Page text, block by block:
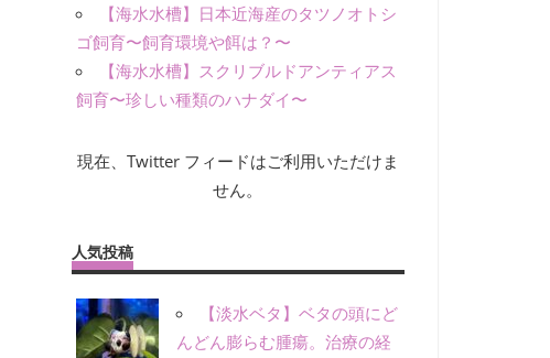
【海水水槽】日本近海産のタツノオトシ
ゴ飼育〜飼育環境や餌は？〜
【海水水槽】スクリブルドアンティアス
飼育〜珍しい種類のハナダイ〜
現在、Twitter フィードはご利用いただけま
せん。
人気投稿
【淡水ベタ】ベタの頭にど
んどん膨らむ腫瘍。治療の経